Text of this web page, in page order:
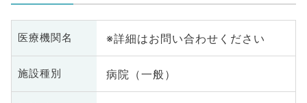
医療機関名 ※詳細はお問い合わせください
施設種別 病院（一般）